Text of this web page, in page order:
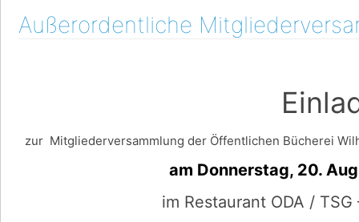
Außerordentliche
zur Mitgliederversammlung der Öffentlichen Bücherei
am Donnerstag, 20. August
im Restaurant ODA /